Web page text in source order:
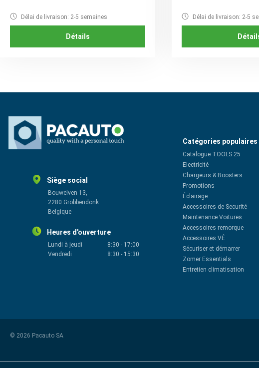
Délai de livraison: 2-5 semaines
Détails
Délai de livraison: 2-5
Siège social
Bouwelven 13,
2280 Grobbendonk
Belgique
Heures d'ouverture
Lundi à jeudi 8:30 - 17:00
Vendredi
8:30 - 15:30
Catégories populaires
Catalogue TOOLS 25
Electricité
Chargeurs & Boosters
Promotions
Éclairage
Accessoires de Securité
Maintenance Voitures
Accessoires remorque
Accessoires VÉ
Sécuriser et démarrer
Zomer Essentials
Entretien climatisation
© 2026 Pacauto SA